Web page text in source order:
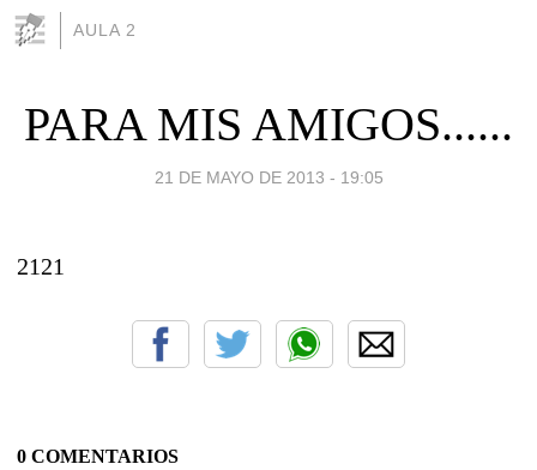
AULA 2
PARA MIS AMIGOS......
21 DE MAYO DE 2013 - 19:05
2121
0 COMENTARIOS